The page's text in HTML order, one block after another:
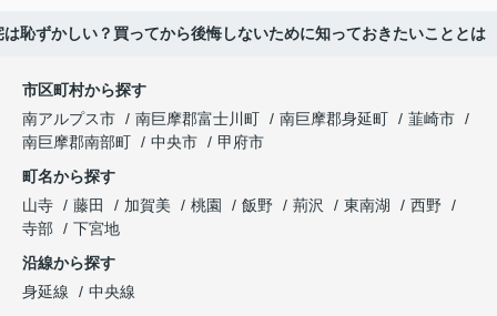
は恥ずかしい？買ってから後悔しないために知っておきたいこととは
市区町村から探す
南アルプス市
南巨摩郡富士川町 南巨摩郡身延町
韮崎市
南巨摩郡南部町
中央市
甲府市
町名から探す
山寺
藤田 加賀美 桃園 飯野 荊沢 東南湖
西野
寺部
下宮地
沿線から探す
身延線
中央線